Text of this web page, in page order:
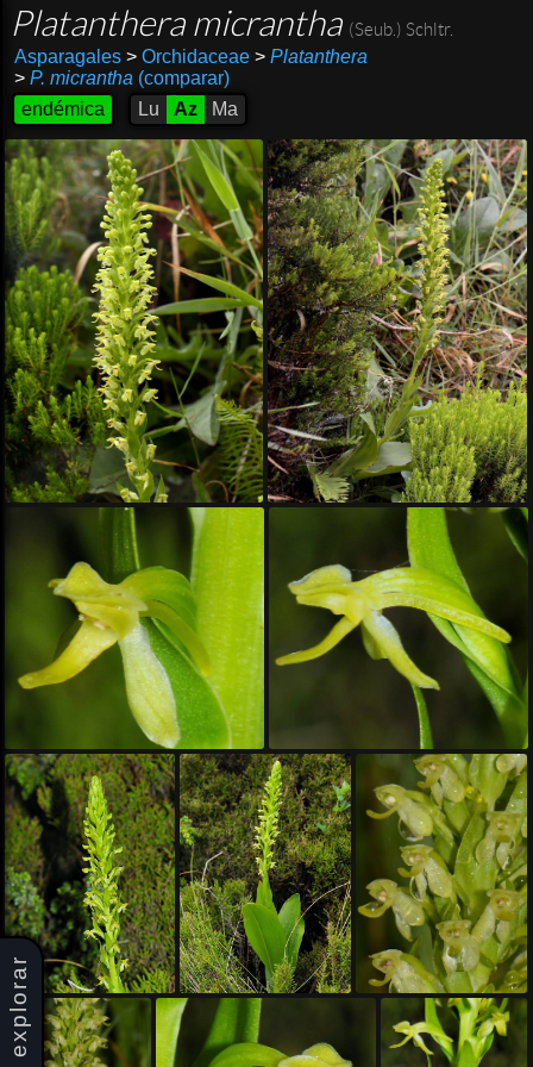
explorar
Platanthera micrantha (Seub.) Schltr.
Asparagales >Orchidaceae > Platanthera
> P. micrantha (comparar)
endémica
Lu Az Ma